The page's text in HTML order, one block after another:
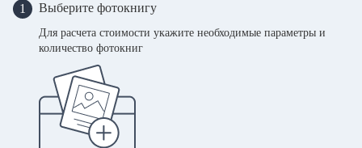
1 Выберите фотокнигу
Для расчета стоимости укажите необходимые параметры и
количество фотокниг